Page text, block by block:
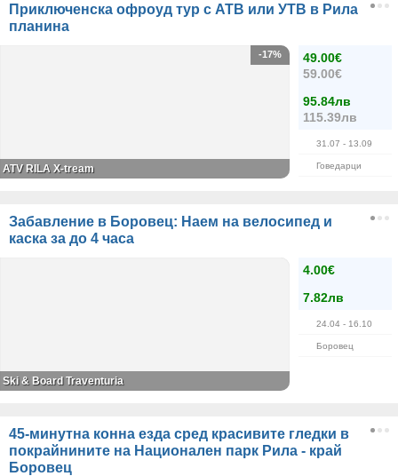
Приключенска офроуд тур с АТВ или УТВ в Рила
планина
49.00€
59.00€
95.84лв
115.39лв
31.07 - 13.09
Говедарци
-17%
ATV RILA X-tream
Забавление в Боровец: Наем на велосипед и
каска за до 4 часа
4.00€
7.82лв
24.04 - 16.10
Боровец
Ski & Board Traventuria
45-минутна конна езда сред красивите гледки в
покрайнините на Национален парк Рила - край
Боровец